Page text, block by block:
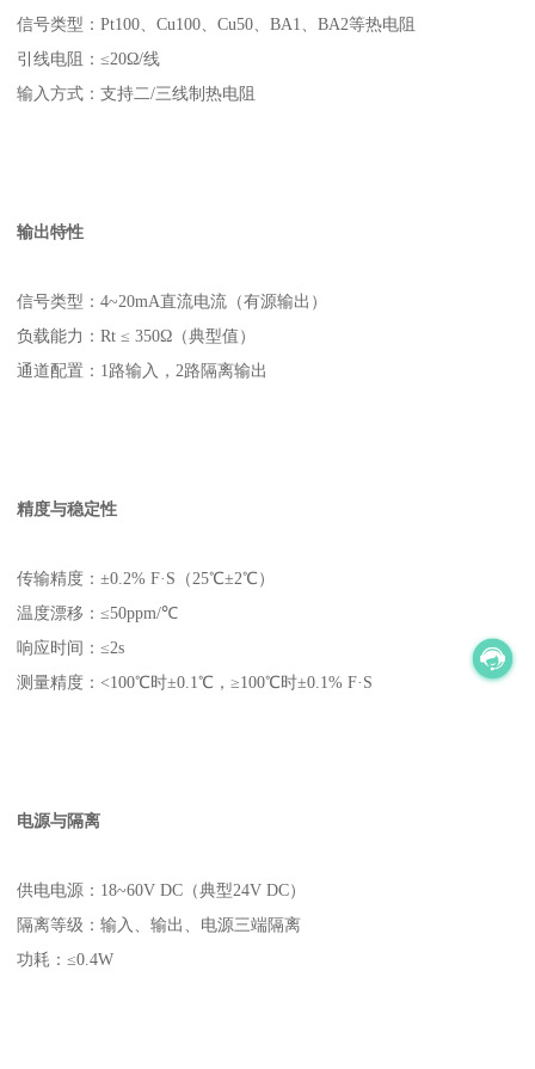
信号类型：Pt100、Cu100、Cu50、BA1、BA2等热电阻
引线电阻：≤20Ω/线
输入方式：支持二/三线制热电阻
输出特性
信号类型：4~20mA直流电流（有源输出）
负载能力：Rt ≤ 350Ω（典型值）
通道配置：1路输入，2路隔离输出
精度与稳定性
传输精度：±0.2% F·S（25℃±2℃）
温度漂移：≤50ppm/℃
响应时间：≤2s
测量精度：<100℃时±0.1℃，≥100℃时±0.1% F·S
电源与隔离
供电电源：18~60V DC（典型24V DC）
隔离等级：输入、输出、电源三端隔离
功耗：≤0.4W